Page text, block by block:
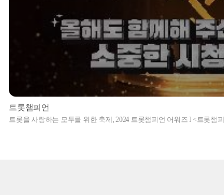
트롯챔피언
트롯을 사랑하는 모두를 위한 축제, 2024 트롯챔피언 어워즈 l <트롯챔